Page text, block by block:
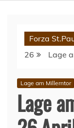
Forza
26
Lage
Lage am Millerntor
Lage